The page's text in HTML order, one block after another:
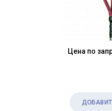
Цена по